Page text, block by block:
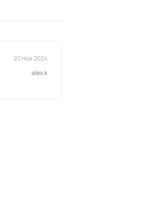
20 Ноя 2024
alex.k